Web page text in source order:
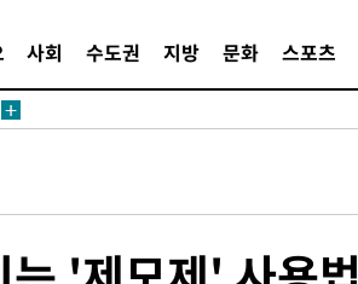
사회 수도권 지방 문화 스포츠